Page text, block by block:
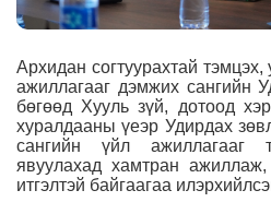
Архидан согтуурахтай
ажиллагааг дэмжих сангийн
бөгөөд Хууль зүй, дотоод
хуралдааны үеэр Удирдах
сангийн үйл ажиллагааг
явуулахад хамтран ажиллаж,
итгэлтэй байгаагаа